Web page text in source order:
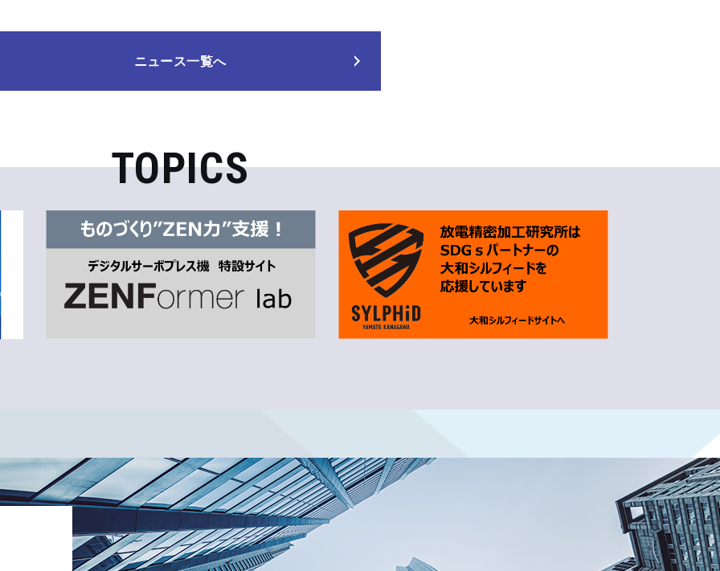
ニュース一覧へ
取締役の辞任に関するお知らせ （61KB）
2027年２月期第２四半期（中間期）及び通期連結業績予想の修正に関するお知らせ
2027年２月期 第１四半期決算短信〔日本基準〕(連結) （542KB）
譲渡制限付株式報酬としての自己株式の処分の払込完了に関するお知らせ
TOPICS